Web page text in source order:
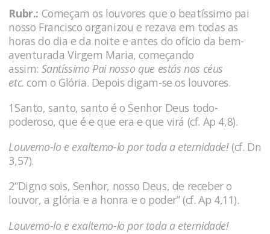
Rubr.: Começam os louvores que o beatíssimo pai
nosso Francisco organizou e rezava em todas as
horas do dia e da noite e antes do ofício da bem-
aventurada Virgem Maria, começando
assim: Santíssimo Pai nosso que estás nos céus
etc.com o Glória. Depois digam-se os louvores.
1Santo, santo, santo é o Senhor Deus todo-
poderoso, que é e que era e que virá (cf. Ap 4,8).
Louvemo-lo e exaltemo-lo por toda a eternidade!(cf. Dn
3,57).
2“Digno sois, Senhor, nosso Deus, de receber o
louvor, a glória e a honra e o poder” (cf. Ap 4,11).
Louvemo-lo e exaltemo-lo por toda a eternidade!